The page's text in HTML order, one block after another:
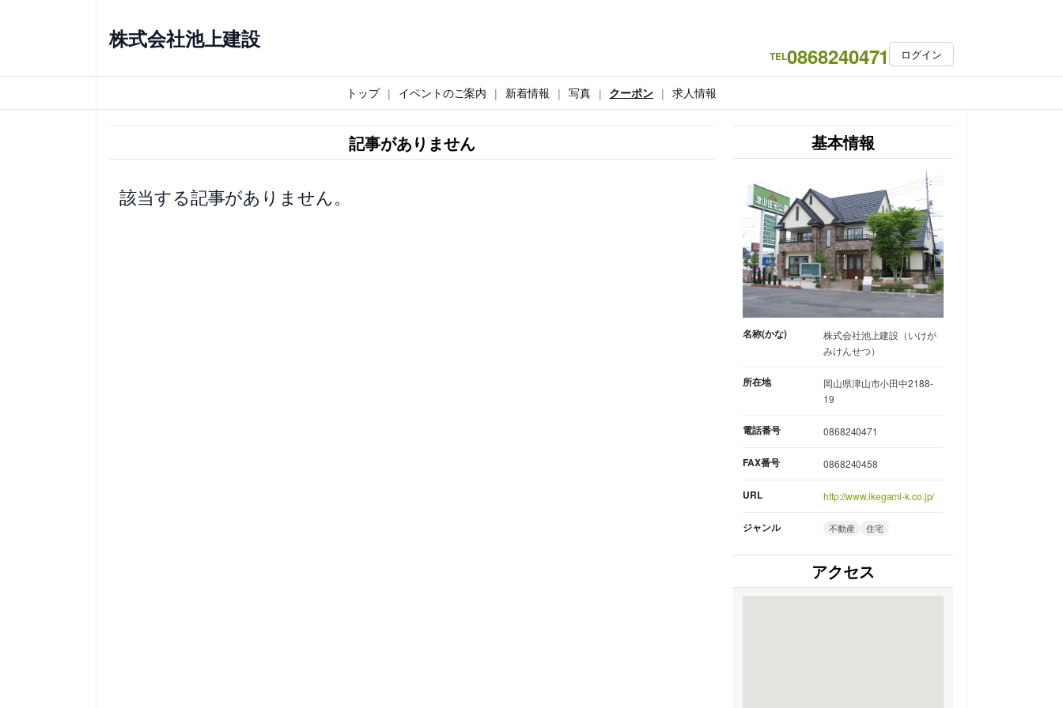
ス
キ
株式会社池上建設
TEL0868240471 ログイン
トップ イベントのご案内 新着情報 写真 クーポン 求人情報
記事がありません
該当する記事がありません。
基本情報
名称(かな)
株式会社池上建設（いけが
みけんせつ）
所在地
岡山県津山市小田中2188-
19
電話番号 0868240471
FAX番号 0868240458
URL http://www.ikegami-k.co.jp/
ジャンル 不動産 住宅
アクセス